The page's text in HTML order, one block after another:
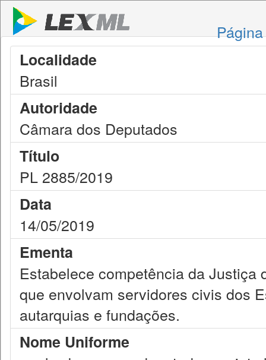
Localidade
Brasil
Autoridade
Câmara dos Deputados
Título
PL 2885/2019
Data
14/05/2019
Ementa
Estabelece competência da Justiça
que envolvam servidores civis dos
autarquias e fundações.
Nome Uniforme